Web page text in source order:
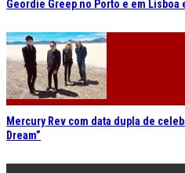
Geordie Greep no Porto e em Lisboa
Mercury Rev com data dupla de
Dream”